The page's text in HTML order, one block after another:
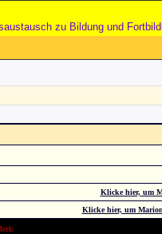
zu Bildung und
Klicke hier, um
Klicke hier, um